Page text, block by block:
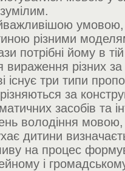
умовою,
різними
потрібні йому в тій
вираження різних
існує три типи
за
засобів та
володіння
дитини
на процес
і